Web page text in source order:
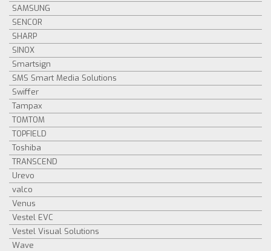
SAMSUNG
SENCOR
SHARP
SINOX
Smartsign
SMS Smart Media Solutions
Swiffer
Tampax
TOMTOM
TOPFIELD
Toshiba
TRANSCEND
Urevo
valco
Venus
Vestel EVC
Vestel Visual Solutions
Wave